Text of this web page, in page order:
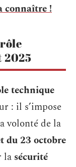
connaître !
2025
technique
: il s’impose
volonté de la
du 23 octobre
la sécurité